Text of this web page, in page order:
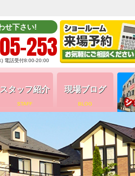
せ下さい!
253
) 電話受付8:00-20:00
スタッフ紹介
STAFF
現場ブログ
BLOG